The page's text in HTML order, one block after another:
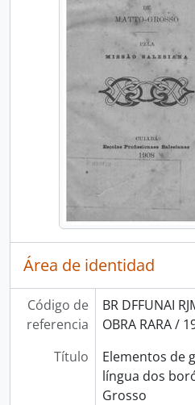
Área de identidad
Código de
referencia
BR DFFUNAI
OBRA RARA /
Título
Elementos de
língua dos
Grosso